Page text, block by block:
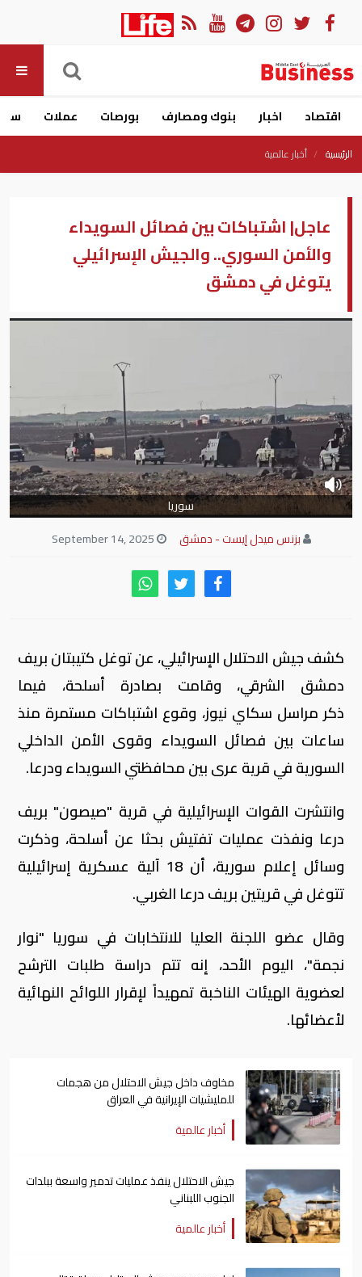
اقتصاد اخبار بنوك ومصارف بورصات عملات
الرئيسية أخبار عالمية
عاجل| اشتباكات بين فصائل السويداء
والأمن السوري.. والجيش الإسرائيلي
يتوغل في دمشق
سوريا
بزنس ميدل إيست - دمشق
كشف جيش الاحتلال الإسرائيلي، عن توغل كتيبتان بريف
دمشق الشرقي، وقامت بصادرة أسلحة، فيما
ذكر مراسل سكاي نيوز، وقوع اشتباكات مستمرة منذ
ساعات بين فصائل السويداء وقوى الأمن الداخلي
السورية في قرية عرى بين محافظتي السويداء ودرعا.
وانتشرت القوات الإسرائيلية في قرية "صيصون" بريف
درعا ونفذت عمليات تفتيش بحثا عن أسلحة، وذكرت
وسائل إعلام سورية، أن 18 آلية عسكرية إسرائيلية
تتوغل في قريتين بريف درعا الغربي.
وقال عضو اللجنة العليا للانتخابات في سوريا "نوار
نجمة"، اليوم الأحد، إنه تتم دراسة طلبات الترشح
لعضوية الهيئات الناخبة تمهيداً لإقرار اللوائح النهائية
لأعضائها.
مخاوف داخل جيش الاحتلال من هجمات
للمليشيات الإيرانية في العراق
أخبار عالمية
جيش الاحتلال ينفذ عمليات تدمير واسعة ببلدات
الجنوب اللبناني
أخبار عالمية